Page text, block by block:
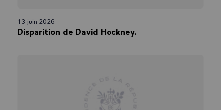
13 juin 2026
Disparition de David Hockney.